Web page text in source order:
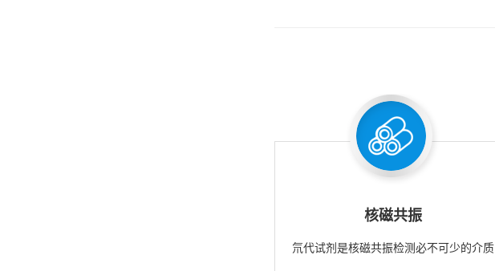
核磁共振
氘代试剂是核磁共振检测必不可少的介质